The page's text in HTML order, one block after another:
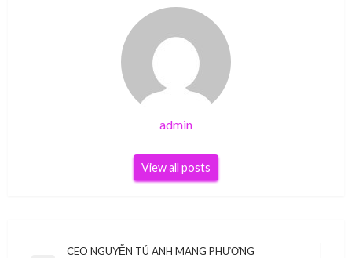
admin
View all posts
CEO NGUYỄN TÚ ANH MANG PHƯƠNG